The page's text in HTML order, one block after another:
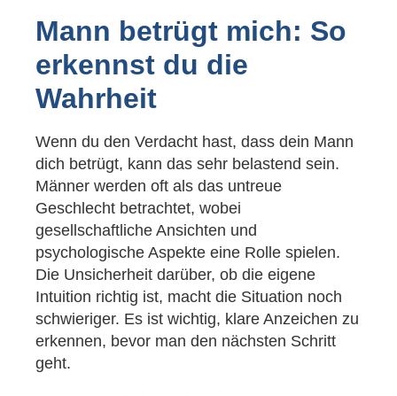
Mann betrügt mich: So
erkennst du die
Wahrheit
Wenn du den Verdacht hast, dass dein Mann
dich betrügt, kann das sehr belastend sein.
Männer werden oft als das untreue
Geschlecht betrachtet, wobei
gesellschaftliche Ansichten und
psychologische Aspekte eine Rolle spielen.
Die Unsicherheit darüber, ob die eigene
Intuition richtig ist, macht die Situation noch
schwieriger. Es ist wichtig, klare Anzeichen zu
erkennen, bevor man den nächsten Schritt
geht.